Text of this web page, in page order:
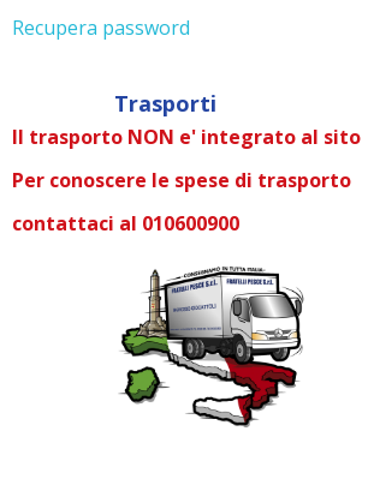
Recupera password
Trasporti
Il trasporto NON e' integrato al sito
Per conoscere le spese di trasporto
contattaci al 010600900